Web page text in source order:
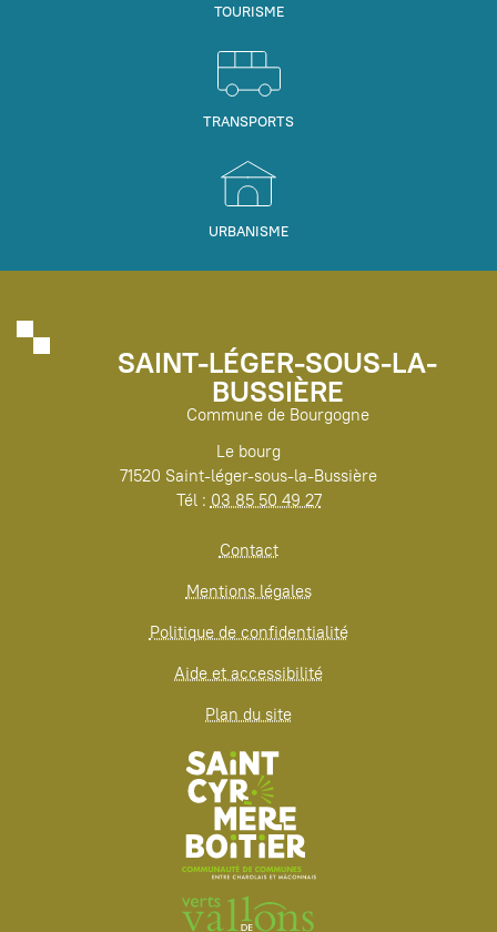
TOURISME
TRANSPORTS
URBANISME
SAINT-LÉGER-SOUS-LA-
BUSSIÈRE
Commune de Bourgogne
Le bourg
71520 Saint-léger-sous-la-Bussière
Tél : 03 85 50 49 27
Contact
Mentions légales
Politique de confidentialité
Aide et accessibilité
Plan du site